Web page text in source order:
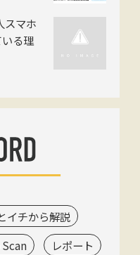
スマホ
る理
イチから解説
レポート